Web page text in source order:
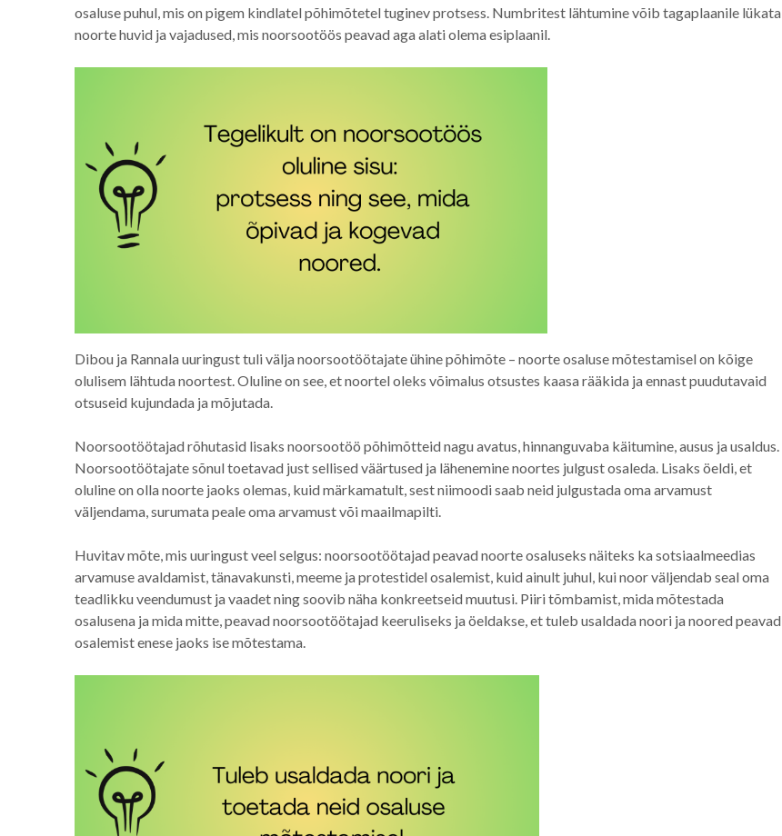
osaluse puhul, mis on pigem kindlatel põhimõtetel tuginev protsess. Numbritest lähtumine võib tagaplaanile lükata
noorte huvid ja vajadused, mis noorsootöös peavad aga alati olema esiplaanil.
Dibou ja Rannala uuringust tuli välja noorsootöötajate ühine põhimõte – noorte osaluse mõtestamisel on kõige
olulisem lähtuda noortest. Oluline on see, et noortel oleks võimalus otsustes kaasa rääkida ja ennast puudutavaid
otsuseid kujundada ja mõjutada.
Noorsootöötajad rõhutasid lisaks noorsootöö põhimõtteid nagu avatus, hinnanguvaba käitumine, ausus ja usaldus.
Noorsootöötajate sõnul toetavad just sellised väärtused ja lähenemine noortes julgust osaleda. Lisaks öeldi, et
oluline on olla noorte jaoks olemas, kuid märkamatult, sest niimoodi saab neid julgustada oma arvamust
väljendama, surumata peale oma arvamust või maailmapilti.
Huvitav mõte, mis uuringust veel selgus: noorsootöötajad peavad noorte osaluseks näiteks ka sotsiaalmeedias
arvamuse avaldamist, tänavakunsti, meeme ja protestidel osalemist, kuid ainult juhul, kui noor väljendab seal oma
teadlikku veendumust ja vaadet ning soovib näha konkreetseid muutusi. Piiri tõmbamist, mida mõtestada
osalusena ja mida mitte, peavad noorsootöötajad keeruliseks ja öeldakse, et tuleb usaldada noori ja noored peavad
osalemist enese jaoks ise mõtestama.